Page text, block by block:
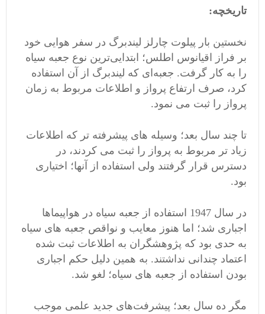
تاریخچه:
نخستین بار پیلوت چارلز لیندبرگ در سفر هوایی خود
بر فراز اقیانوس اطلس؛ ابتدایی‌ترین نوع جعبه سیاه
را به کار گرفت. جعبه‌ای که لیندبرگ از آن استفاده
کرد، صرف ارتفاع پرواز و اطلاعات مربوط به زمان
پرواز را ثبت می‌ نمود.
تا چند سال بعد؛ وسیله‌ های پیشرفته تر که اطلاعات
زیاد تر مربوط به پرواز را ثبت می کردند، در
دسترس قرار گرفتند ولی استفاده از آنها؛ اختیاری
بود.
در سال 1947 استفاده از جعبه سیاه در هواپیماها
اجباری شد؛ اما هنوز معایب و نواقص جعبه‌ های سیاه
به حدی بود که پژوهشگران به اطلاعات ثبت شده
اعتماد چندانی نداشتند. به همین دلیل حکم اجباری
بودن استفاده از جعبه‌ های سیاه؛ لغو شد.
مگر ده سال بعد؛ پیشرفت‌های جدید علمی موجب